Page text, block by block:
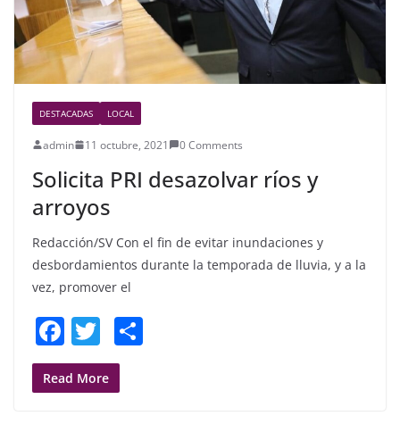
DESTACADAS LOCAL
admin 11 octubre, 2021 0 Comments
Solicita PRI desazolvar ríos y
arroyos
Redacción/SV Con el fin de evitar inundaciones y
desbordamientos durante la temporada de lluvia, y a la
vez, promover el
F
a
c
T
w
itt
Read More